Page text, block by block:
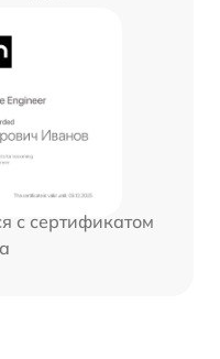
с сертификатом